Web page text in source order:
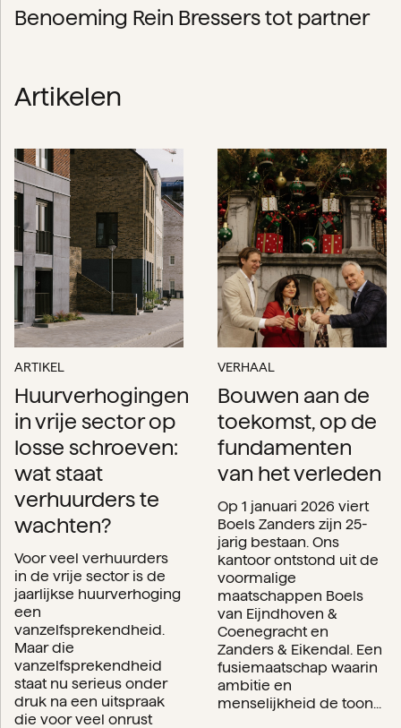
Benoeming Rein Bressers tot partner
Artikelen
ARTIKEL
Huurverhogingen
in vrije sector op
losse schroeven:
wat staat
verhuurders te
wachten?
Voor veel verhuurders
in de vrije sector is de
jaarlijkse huurverhoging
een
vanzelfsprekendheid.
Maar die
vanzelfsprekendheid
staat nu serieus onder
druk na een uitspraak
die voor veel onrust
VERHAAL
Bouwen aan de
toekomst, op de
fundamenten
van het verleden
Op 1 januari 2026 viert
Boels Zanders zijn 25-
jarig bestaan. Ons
kantoor ontstond uit de
voormalige
maatschappen Boels
van Eijndhoven &
Coenegracht en
Zanders & Eikendal. Een
fusiemaatschap waarin
ambitie en
menselijkheid de toon...